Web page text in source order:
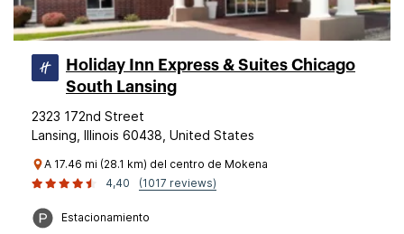
Holiday Inn Express & Suites Chicago
South Lansing
2323 172nd Street
Lansing, Illinois 60438, United States
A 17.46 mi (28.1 km) del centro de Mokena
4,40
(1017 reviews)
Estacionamiento